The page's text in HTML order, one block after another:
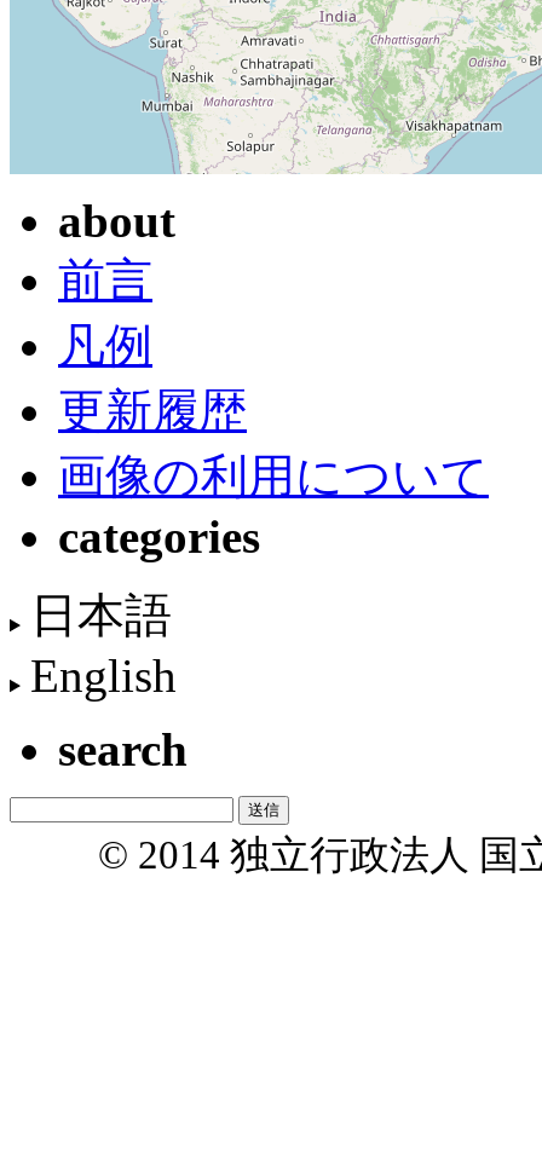
about
前言
凡例
更新履歴
画像の利用について
categories
日本語
English
search
© 2014 独立行政法人 国